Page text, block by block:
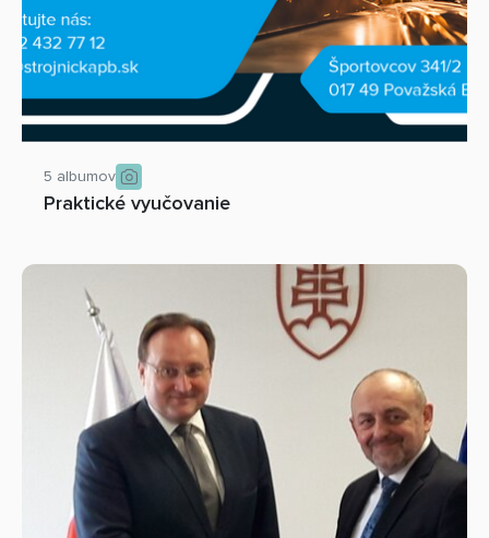
5 albumov
Praktické vyučovanie